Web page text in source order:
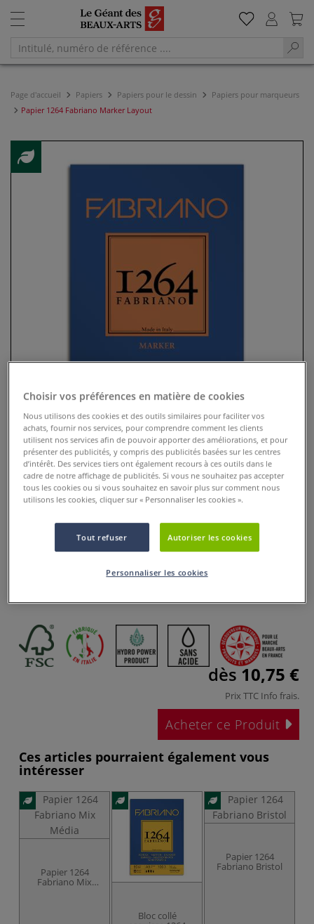
Page d'accueil Papiers Papiers pour le dessin
Papiers pour marqueurs
Papier 1264 Fabriano Marker Layout
Papier 1264 Fabriano Marker
Layout
0 Commentaires
transparent offre une barrière contre la pénétration de
dès10,75 €
Prix TTC Info frais.
Acheter ce Produit
Ces articles pourraient également vous
intéresser
Papier 1264
Fabriano Mix
Bloc collé
Papier 1264
Fabriano Bristol
Choisir vos préférences en matière de cookies
Nous utilisons des cookies et des outils similaires pour faciliter vos
achats, fournir nos services, pour comprendre comment les clients
utilisent nos services afin de pouvoir apporter des améliorations, et pour
présenter des publicités, y compris des publicités basées sur les centres
d’intérêt. Des services tiers ont également recours à ces outils dans le
cadre de notre affichage de publicités. Si vous ne souhaitez pas accepter
tous les cookies ou si vous souhaitez en savoir plus sur comment nous
utilisons les cookies, cliquer sur « Personnaliser les cookies ».
Tout refuser Autoriser les cookies
Personnaliser les cookies